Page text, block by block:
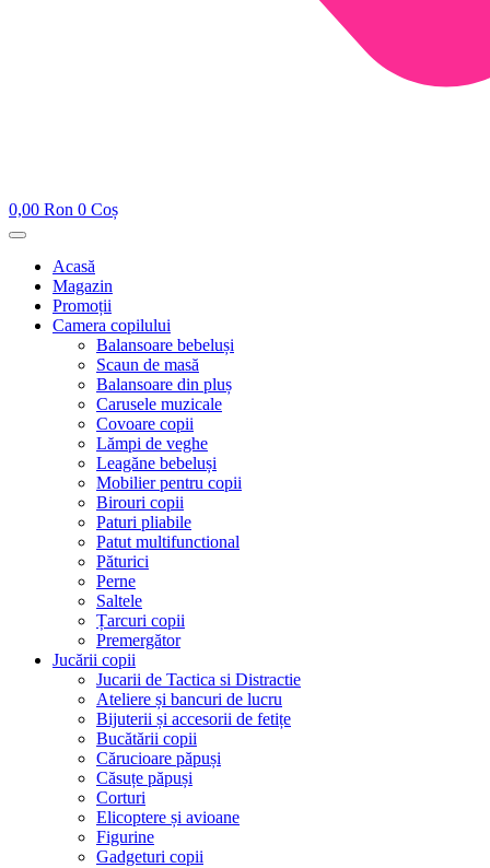
0,00 Ron 0 Coș
Acasă
Magazin
Promoții
Camera copilului
Balansoare bebeluși
Scaun de masă
Balansoare din pluș
Carusele muzicale
Covoare copii
Lămpi de veghe
Leagăne bebeluși
Mobilier pentru copii
Birouri copii
Paturi pliabile
Patut multifunctional
Păturici
Perne
Saltele
Țarcuri copii
Premergător
Jucării copii
Jucarii de Tactica si Distractie
Ateliere și bancuri de lucru
Bijuterii și accesorii de fetițe
Bucătării copii
Cărucioare păpuși
Căsuțe păpuși
Corturi
Elicoptere și avioane
Figurine
Gadgeturi copii